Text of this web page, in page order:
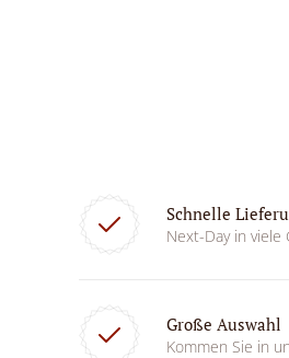
Schnelle
Next-Day in viele
Große Auswahl
Kommen Sie in